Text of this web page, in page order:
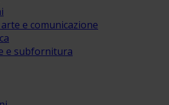
e comunicazione
e subfornitura